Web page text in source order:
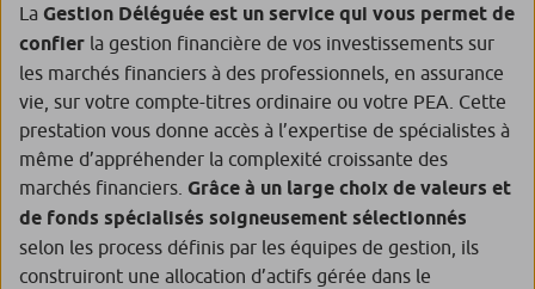
La Gestion Déléguée est un service qui vous permet de
confier la gestion financière de vos investissements sur
les marchés financiers à des professionnels, en assurance
vie, sur votre compte-titres ordinaire ou votre PEA. Cette
prestation vous donne accès à l’expertise de spécialistes à
même d’appréhender la complexité croissante des
marchés financiers. Grâce à un large choix de valeurs et
de fonds spécialisés soigneusement sélectionnés
selon les process définis par les équipes de gestion, ils
construiront une allocation d’actifs gérée dans le